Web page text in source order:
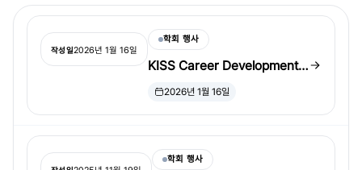
작성일2026년 1월 16일
학회 행사
KISS Career Development
Award 및 KISS Mid-Career
2026년 1월 16일
학회 행사